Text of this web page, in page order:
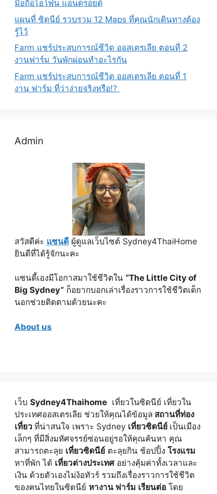
มือถือไอโฟน แอนดรอยด์
แผนที่ ซิดนีย์ รวบรวม 12 Maps ที่คุณนักเดินทางต้อง
รู้ไว้
Farm แชร์ประสบการณ์ชีวิต ออสเตรเลีย ตอนที่ 2
งานฟาร์ม วันพักผ่อนทำอะไรกัน
Farm แชร์ประสบการณ์ชีวิต ออสเตรเลีย ตอนที่ 1
งาน ฟาร์ม ที่ว่าง่ายจริงหรือ!?
Admin
สวัสดีค่ะ แซนดี ผู้ดูแลเว็บไซต์ Sydney4ThaiHome
ยินดีที่ได้รู้จักนะคะ
แซนดี้เองมีโอกาสมาใช้ชีวิตใน “The Little City of
Big Sydney” ก็อยากบอกเล่าเรื่องราวการใช้ชีวิตเด็ก
นอกช่วยติดตามด้วยนะคะ
About us
เว็บ Sydney4Thaihome เที่ยวในซิดนีย์ เที่ยวใน
ประเทศออสเตรเลีย ช่วยให้คุณได้ข้อมูล สถานที่ท่อง
เที่ยว ที่น่าสนใจ เพราะ Sydney เที่ยวซิดนีย์ เป็นเมือง
เล็กๆ ที่มีสิ่งมหัศจรรย์ซ่อนอยู่รอให้คุณค้นหา คุณ
สามารถตะลุย เที่ยวซิดนีย์ ตะลุยกิน ช้อปปิ้ง โรงแรม
หาที่พัก ได้ เที่ยวต่างประเทศอย่างคุ้มค่าทั้งเวลาและ
เงิน ด้วยตัวเองไม่ง้อทัวร์ รวมถึงเรื่องราวการใช้ชีวิต
ของคนไทยในซิดนีย์ หางาน ฟาร์ม เรียนต่อ โดย